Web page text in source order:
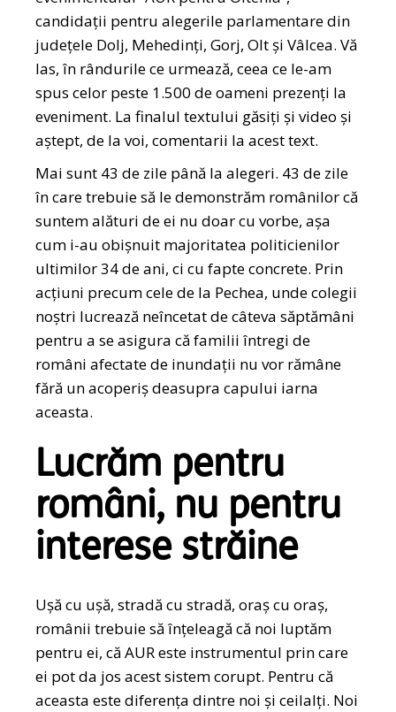
candidații pentru alegerile parlamentare din
judeţele Dolj, Mehedinţi, Gorj, Olt și Vâlcea. Vă
las, în rândurile ce urmează, ceea ce le-am
spus celor peste 1.500 de oameni prezenți la
eveniment. La finalul textului găsiți și video și
aștept, de la voi, comentarii la acest text.
Mai sunt 43 de zile până la alegeri. 43 de zile
în care trebuie să le demonstrăm românilor că
suntem alături de ei nu doar cu vorbe, așa
cum i-au obișnuit majoritatea politicienilor
ultimilor 34 de ani, ci cu fapte concrete. Prin
acțiuni precum cele de la Pechea, unde colegii
noștri lucrează neîncetat de câteva săptămâni
pentru a se asigura că familii întregi de
români afectate de inundații nu vor rămâne
fără un acoperiș deasupra capului iarna
aceasta.
Lucrăm pentru
români, nu pentru
interese străine
Ușă cu ușă, stradă cu stradă, oraș cu oraș,
românii trebuie să înțeleagă că noi luptăm
pentru ei, că AUR este instrumentul prin care
ei pot da jos acest sistem corupt. Pentru că
aceasta este diferența dintre noi și ceilalți. Noi